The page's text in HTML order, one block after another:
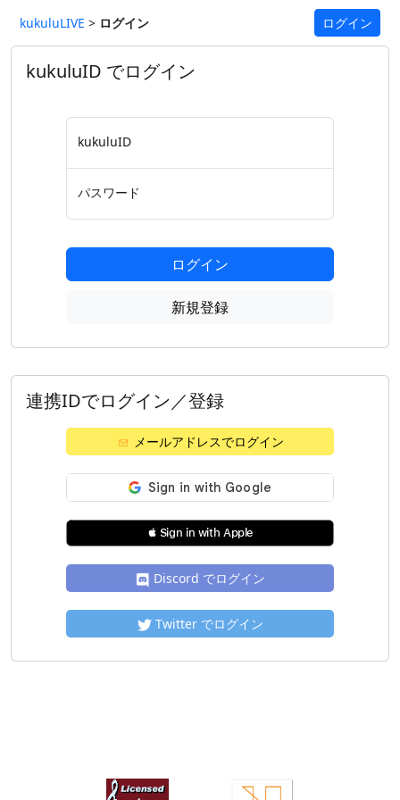
kukuluLIVE > ログイン ログイン
kukuluID でログイン
kukuluID
パスワード
ログイン
新規登録
連携IDでログイン／登録
メールアドレスでログイン
 Sign in with Apple
Discord でログイン
Twitter でログイン